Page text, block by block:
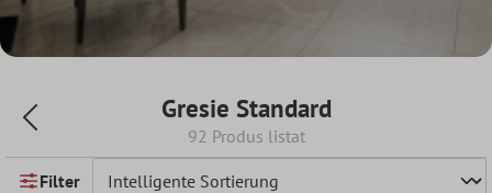
Gresie Standard
92 Produs listat
Filter